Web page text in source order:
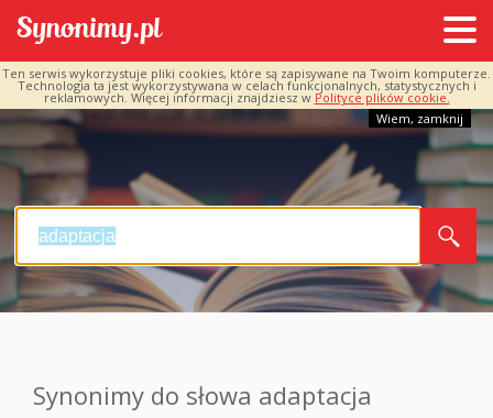
Ten serwis wykorzystuje pliki cookies, które są zapisywane na Twoim komputerze.
Technologia ta jest wykorzystywana w celach funkcjonalnych, statystycznych i
reklamowych. Więcej informacji znajdziesz w Polityce plików cookie.
Wiem, zamknij
Synonimy do słowa adaptacja